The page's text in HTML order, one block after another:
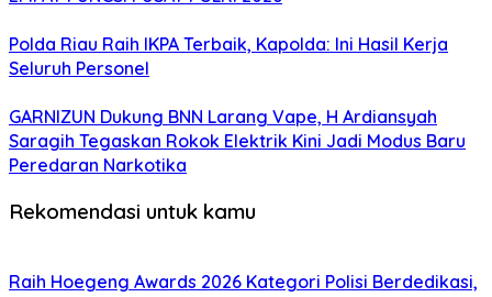
Polda Riau Raih IKPA Terbaik, Kapolda: Ini Hasil Kerja
Seluruh Personel
GARNIZUN Dukung BNN Larang Vape, H Ardiansyah
Saragih Tegaskan Rokok Elektrik Kini Jadi Modus Baru
Peredaran Narkotika
Rekomendasi untuk kamu
Raih Hoegeng Awards 2026 Kategori Polisi Berdedikasi,